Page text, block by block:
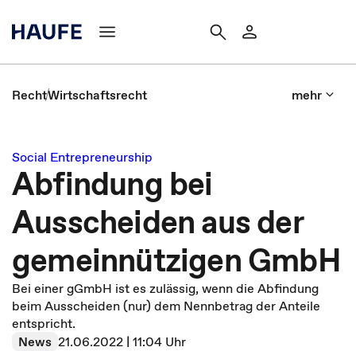
RechtWirtschaftsrecht mehr
Social Entrepreneurship
Abfindung bei
Ausscheiden aus der
gemeinnützigen GmbH
Bei einer gGmbH ist es zulässig, wenn die Abfindung
beim Ausscheiden (nur) dem Nennbetrag der Anteile
entspricht.
News 21.06.2022 | 11:04 Uhr